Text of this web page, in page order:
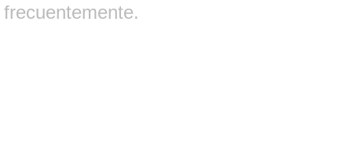
frecuentemente.